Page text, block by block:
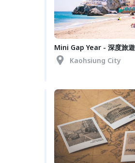
Mini Gap Year - 深度旅
Kaohsiung City